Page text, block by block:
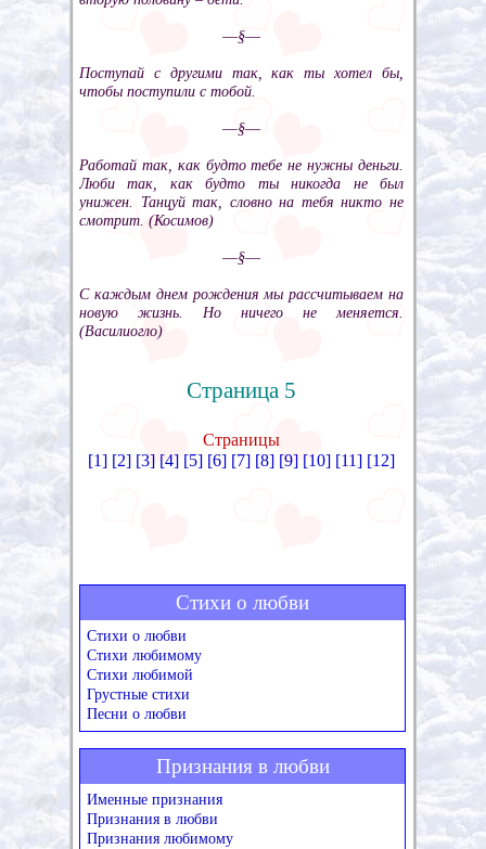
––§––
Поступай с другими так, как ты хотел бы,
чтобы поступили с тобой.
––§––
Работай так, как будто тебе не нужны деньги.
Люби так, как будто ты никогда не был
унижен. Танцуй так, словно на тебя никто не
смотрит. (Косимов)
––§––
С каждым днем рождения мы рассчитываем на
новую жизнь. Но ничего не меняется.
(Василиогло)
Страница 5
Страницы
[1] [2] [3] [4] [5] [6] [7] [8] [9] [10] [11] [12]
Стихи о любви
Стихи о любви
Стихи любимому
Стихи любимой
Грустные стихи
Песни о любви
Признания в любви
Именные признания
Признания в любви
Признания любимому